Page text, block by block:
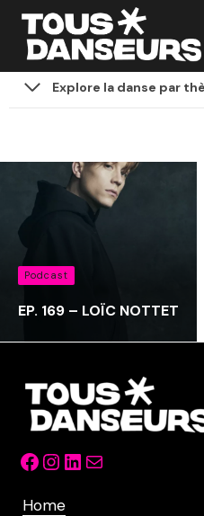
Aller
contenu
Explore la danse par
Podcast
EP. 169 – LOÏC NOTTET
Facebook
Instagram
LinkedIn
Mail
Home